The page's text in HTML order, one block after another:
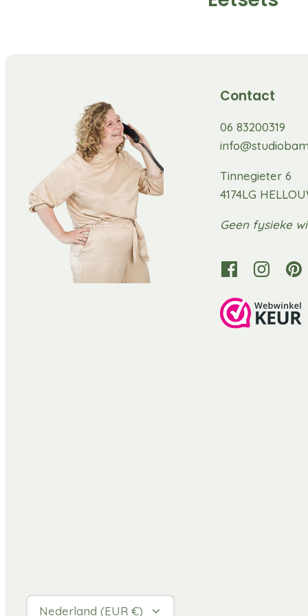
Contact
06 83200319
Tinnegieter 6
4174LG
Geen fysieke
Valuta
Nederland (EUR €)